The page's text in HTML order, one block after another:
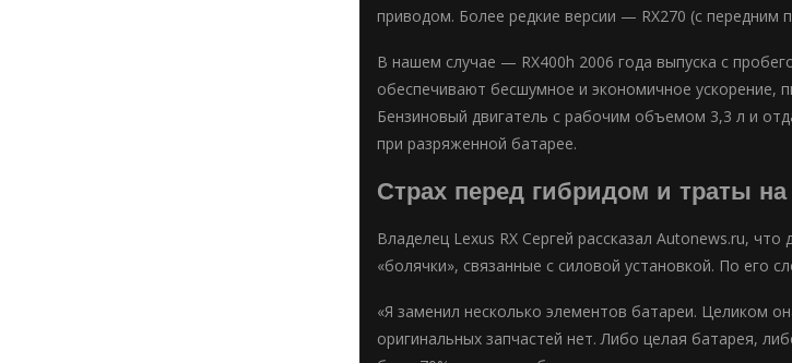
приводом. Более редкие версии — RX270 (с передним
В нашем случае — RX400h 2006 года выпуска с
обеспечивают бесшумное и экономичное ускорение,
Бензиновый двигатель с рабочим объемом 3,3 л и
при разряженной батарее.
Страх перед гибридом и траты
Владелец Lexus RX Сергей рассказал Autonews.ru,
«болячки», связанные с силовой установкой. По его
«Я заменил несколько элементов батареи. Целиком
оригинальных запчастей нет. Либо целая батарея,